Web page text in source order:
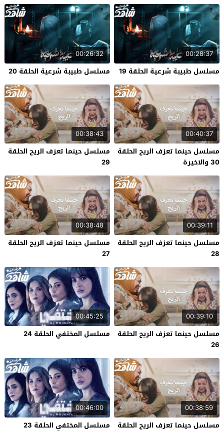
00:28:37
مسلسل طبيبة شرعية الحلقة 19
00:26:32
مسلسل طبيبة شرعية الحلقة 20
00:40:37
مسلسل حينما تعزف الريح الحلقة
30 والاخيرة
00:38:43
مسلسل حينما تعزف الريح الحلقة
29
00:39:11
مسلسل حينما تعزف الريح الحلقة
28
00:38:48
مسلسل حينما تعزف الريح الحلقة
27
00:39:10
مسلسل حينما تعزف الريح الحلقة
26
00:45:25
مسلسل المختفي الحلقة 24
00:38:59
مسلسل حينما تعزف الريح الحلقة
00:46:00
مسلسل المختفي الحلقة 23